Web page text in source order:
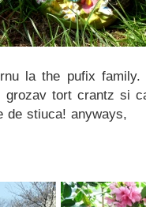
la the pufix
grozav tort crantz si
de stiuca! anyways,